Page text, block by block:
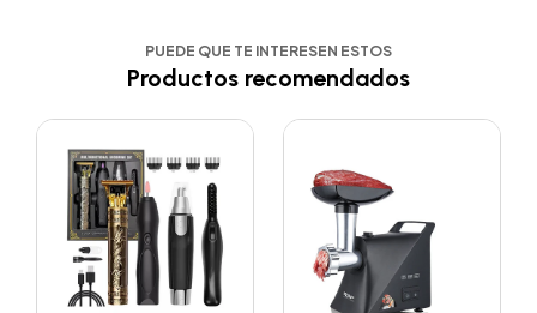
PUEDE QUE TE INTERESEN ESTOS
Productos recomendados